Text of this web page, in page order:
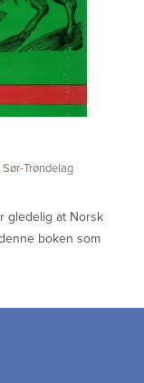
Trøndelag
gledelig at Norsk
boken som